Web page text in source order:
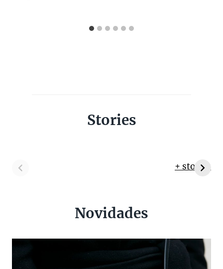
Stories
+ stories
Novidades